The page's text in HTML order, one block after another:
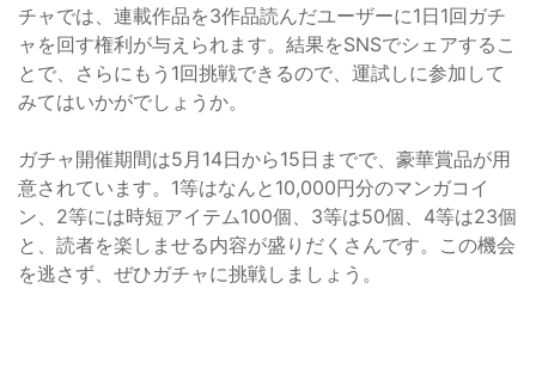
チャでは、連載作品を3作品読んだユーザーに1日1回ガチ
ャを回す権利が与えられます。結果をSNSでシェアするこ
とで、さらにもう1回挑戦できるので、運試しに参加して
みてはいかがでしょうか。
ガチャ開催期間は5月14日から15日までで、豪華賞品が用
意されています。1等はなんと10,000円分のマンガコイ
ン、2等には時短アイテム100個、3等は50個、4等は23個
と、読者を楽しませる内容が盛りだくさんです。この機会
を逃さず、ぜひガチャに挑戦しましょう。